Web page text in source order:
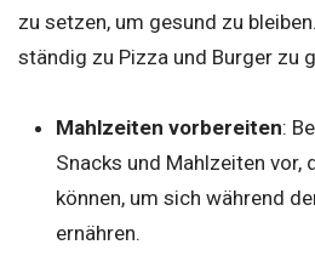
zu setzen, um gesund zu
ständig zu Pizza und Burger zu
Mahlzeiten vorbereiten:
Snacks und Mahlzeiten vor,
können, um sich während
ernähren.